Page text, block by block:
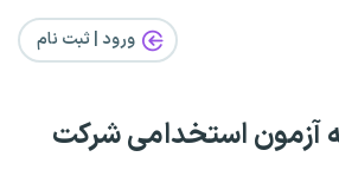
ورود | ثبت‌ نام
آزمون استخدامی شرکت